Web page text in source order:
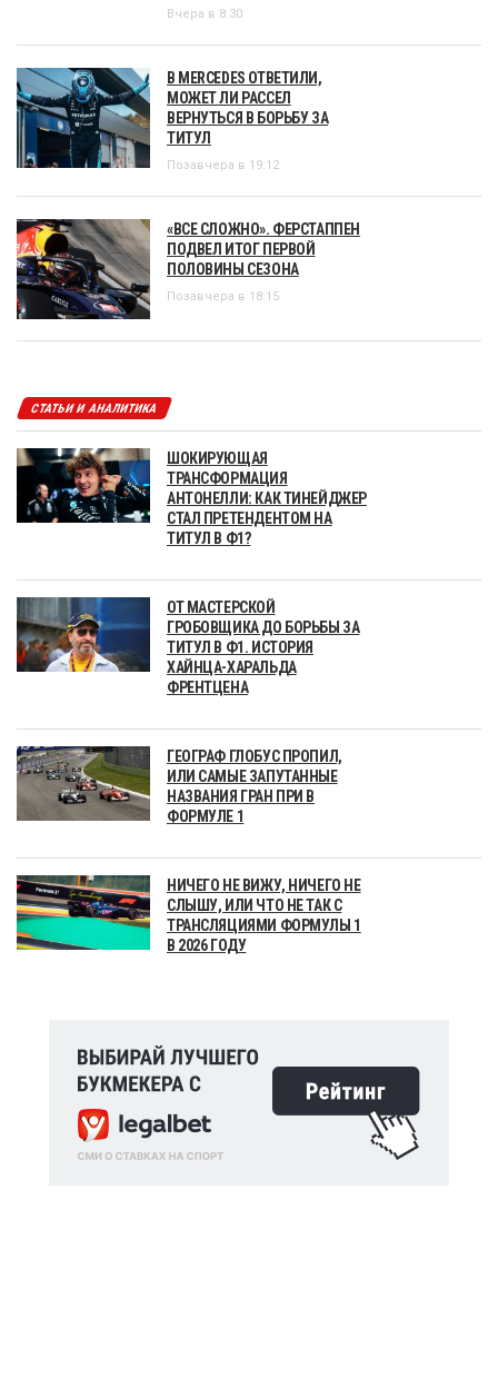
Вчера в 8:30
В MERCEDES ОТВЕТИЛИ,
МОЖЕТ ЛИ РАССЕЛ
ВЕРНУТЬСЯ В БОРЬБУ ЗА
ТИТУЛ
Позавчера в 19:12
«ВСЕ СЛОЖНО». ФЕРСТАППЕН
ПОДВЕЛ ИТОГ ПЕРВОЙ
ПОЛОВИНЫ СЕЗОНА
Позавчера в 18:15
СТАТЬИ И АНАЛИТИКА
ШОКИРУЮЩАЯ
ТРАНСФОРМАЦИЯ
АНТОНЕЛЛИ: КАК ТИНЕЙДЖЕР
СТАЛ ПРЕТЕНДЕНТОМ НА
ТИТУЛ В Ф1?
ОТ МАСТЕРСКОЙ
ГРОБОВЩИКА ДО БОРЬБЫ ЗА
ТИТУЛ В Ф1. ИСТОРИЯ
ХАЙНЦА-ХАРАЛЬДА
ФРЕНТЦЕНА
ГЕОГРАФ ГЛОБУС ПРОПИЛ,
ИЛИ САМЫЕ ЗАПУТАННЫЕ
НАЗВАНИЯ ГРАН ПРИ В
ФОРМУЛЕ 1
НИЧЕГО НЕ ВИЖУ, НИЧЕГО НЕ
СЛЫШУ, ИЛИ ЧТО НЕ ТАК С
ТРАНСЛЯЦИЯМИ ФОРМУЛЫ 1
В 2026 ГОДУ